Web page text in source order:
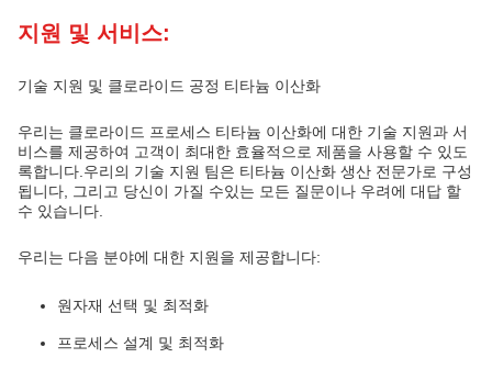
지원 및 서비스:
기술 지원 및 클로라이드 공정 티타늄 이산화
우리는 클로라이드 프로세스 티타늄 이산화에 대한 기술 지원과 서
비스를 제공하여 고객이 최대한 효율적으로 제품을 사용할 수 있도
록합니다.우리의 기술 지원 팀은 티타늄 이산화 생산 전문가로 구성
됩니다, 그리고 당신이 가질 수있는 모든 질문이나 우려에 대답 할
수 있습니다.
우리는 다음 분야에 대한 지원을 제공합니다:
원자재 선택 및 최적화
프로세스 설계 및 최적화